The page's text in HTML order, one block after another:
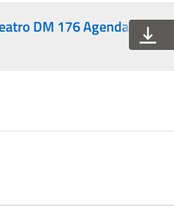
DM 176 Agenda